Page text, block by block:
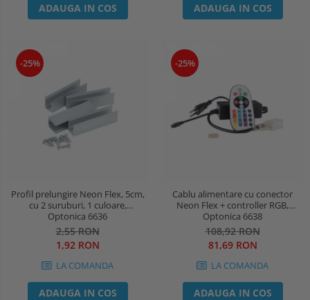
ADAUGA IN COS ADAUGA IN COS
-25%
Profil prelungire Neon Flex, 5cm,
cu 2 suruburi, 1 culoare,
Optonica 6636
2,55 RON
1,92 RON
LA COMANDA
ADAUGA IN COS
-25%
Cablu alimentare cu conector
Neon Flex + controller RGB,
Optonica 6638
108,92 RON
81,69 RON
LA COMANDA
ADAUGA IN COS